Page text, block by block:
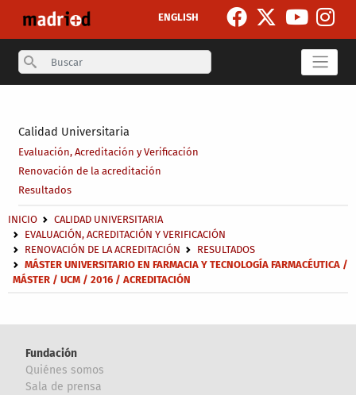
ENGLISH
Search
Calidad Universitaria
Evaluación, Acreditación y Verificación
Renovación de la acreditación
Resultados
Sobrescribir enlaces de ayuda a la navegación
INICIO
CALIDAD UNIVERSITARIA
EVALUACIÓN, ACREDITACIÓN Y VERIFICACIÓN
RENOVACIÓN DE LA ACREDITACIÓN
RESULTADOS
MÁSTER UNIVERSITARIO EN FARMACIA Y TECNOLOGÍA FARMACÉUTICA /
MÁSTER / UCM / 2016 / ACREDITACIÓN
Fundación
Quiénes somos
Sala de prensa